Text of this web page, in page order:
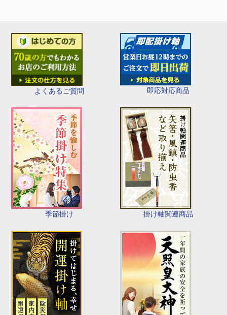
よくあるご質問 即応対応商品
季節掛け 掛け軸関連商品